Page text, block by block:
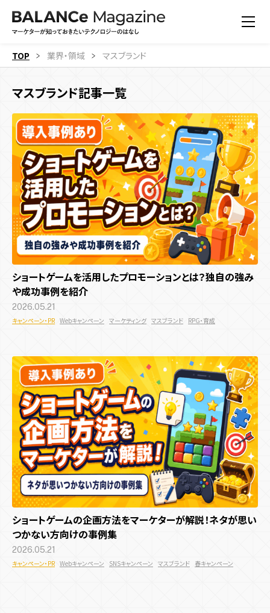
すべての記事
多言語化機能 CMS機能
予約機能
コスト削減・効率化 省人化
すべての記事
キャンペーン目的別
ブランディング
施策種類・キャンペーン種類
SNSキャンペーン Webキャンペーン アプリキャンペーン
デジタルスタンプラリー ゲームプロモーション IP活用
リアルイベント ゲーミフィケーション エンタメ要素
夏キャンペーン 春キャンペーン 冬キャンペーン
秋キャンペーン
コンテンツ種類
デジタルスタンプラリー メタバース ユーザー参加型
すべての記事
コーポレートサイト 採用サイト サービス・ブランドサイト
メディアサイト ECサイト キャンペーンサイト
周年・CSRサイト
機能
多言語化機能 CMS機能 CRM機能 AI機能
予約機能 会員・ログイン機能 決済機能
すべての記事
デザイン・技術
デザイン UI・UX UI・UXデザイン プログラミング
アニメーション
業界・領域
エンタメ業界 地方創生 観光・旅行 インバウンド
商業施設 飲食 メーカー ゲーム業界 マスブランド
プラットフォーム
Webサイト Webサービス デジタルサイネージ SNS
iOS / Androidアプリ
テクノロジー
3D AR WebAR WebGL Javascript react
お役立ち資料
お問い合わせ
サービス
TOP 業界・領域 マスブランド
マスブランド記事一覧
ショートゲームを活用したプロモーションとは？独自の強み
や成功事例を紹介
2026.05.21
キャンペーン・PR Webキャンペーン マーケティング マスブランド RPG・育成
ショートゲームの企画方法をマーケターが解説！ネタが思い
つかない方向けの事例集
2026.05.21
キャンペーン・PR Webキャンペーン SNSキャンペーン マスブランド 春キャンペーン